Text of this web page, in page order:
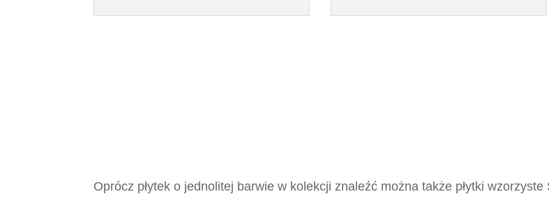
Oprócz płytek o jednolitej barwie w kolekcji znaleźć można także płytki